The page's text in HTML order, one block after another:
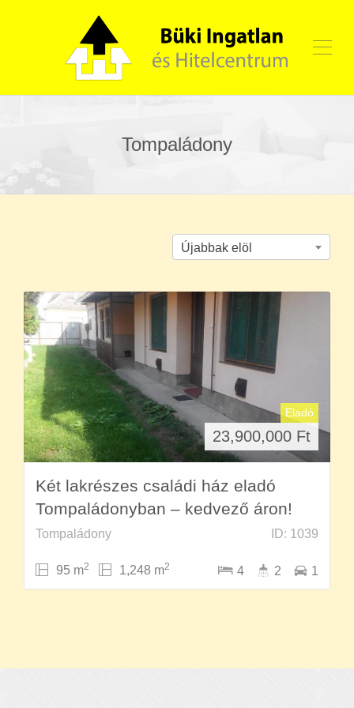
Tompaládony
Újabbak elöl
Eladó
23,900,000 Ft
Két lakrészes családi ház eladó
Tompaládonyban – kedvező áron!
Tompaládony ID: 1039
95 m2 1,248 m2 4 2 1